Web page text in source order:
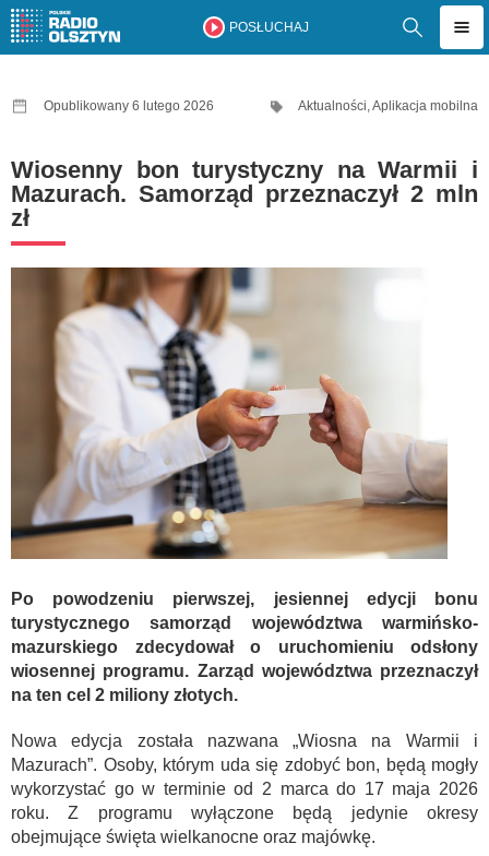
POSŁUCHAJ
Opublikowany 6 lutego 2026 Aktualności,Aplikacja mobilna
Wiosenny bon turystyczny na Warmii i
Mazurach. Samorząd przeznaczył 2 mln
zł
Po powodzeniu pierwszej, jesiennej edycji bonu
turystycznego samorząd województwa warmińsko-
mazurskiego zdecydował o uruchomieniu odsłony
wiosennej programu. Zarząd województwa przeznaczył
na ten cel 2 miliony złotych.
Nowa edycja została nazwana „Wiosna na Warmii i
Mazurach”. Osoby, którym uda się zdobyć bon, będą mogły
wykorzystać go w terminie od 2 marca do 17 maja 2026
roku. Z programu wyłączone będą jedynie okresy
obejmujące święta wielkanocne oraz majówkę.